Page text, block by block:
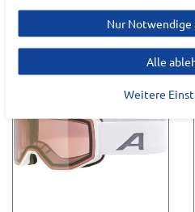
UVP 139,99 €
76,99 €*
Nur Notwendige
Alle
Weitere